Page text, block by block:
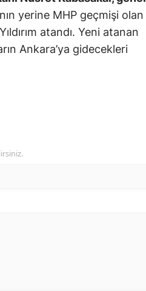
yerine MHP geçmişi olan
atandı. Yeni atanan
Ankara’ya gidecekleri